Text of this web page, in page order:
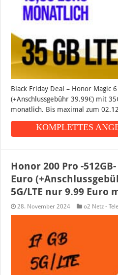
Black Friday Deal – Honor Magic
(+Anschlussgebühr 39.99€) mit
monatlich. Bis maximal zum
KOMPLETTES
Honor 200 Pro -
Euro
5G/LTE nur 9.99 Euro
28. November 2024 o2 Netz -